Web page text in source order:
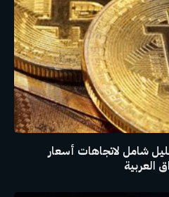
شامل لاتجاهات أسعار
العربية